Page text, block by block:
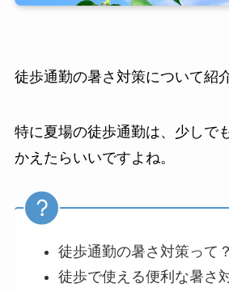
徒歩通勤の暑さ対策について紹
特に夏場の徒歩通勤は、少しで
かえたらいいですよね。
徒歩通勤の暑さ対策って？
徒歩で使える便利な暑さ